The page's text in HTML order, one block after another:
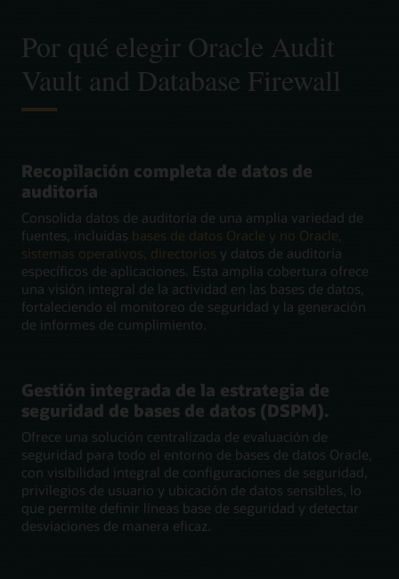
Por qué elegir Oracle Audit
Vault and Database Firewall
Recopilación completa de datos de
auditoría
Consolida datos de auditoría de una amplia variedad de
fuentes, incluidas bases de datos Oracle y no Oracle,
sistemas operativos, directorios y datos de auditoría
específicos de aplicaciones. Esta amplia cobertura ofrece
una visión integral de la actividad en las bases de datos,
fortaleciendo el monitoreo de seguridad y la generación
de informes de cumplimiento.
Gestión integrada de la estrategia de
seguridad de bases de datos (DSPM).
Ofrece una solución centralizada de evaluación de
seguridad para todo el entorno de bases de datos Oracle,
con visibilidad integral de configuraciones de seguridad,
privilegios de usuario y ubicación de datos sensibles, lo
que permite definir líneas base de seguridad y detectar
desviaciones de manera eficaz.